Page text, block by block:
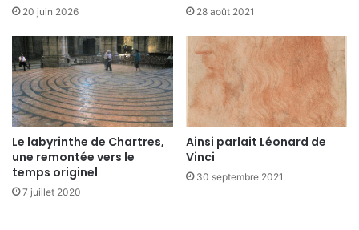
20 juin 2026 28 août 2021
Le labyrinthe de Chartres,
une remontée vers le
temps originel
7 juillet 2020
Ainsi parlait Léonard de
Vinci
30 septembre 2021